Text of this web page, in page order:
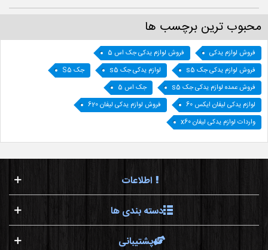
محبوب ترین برچسب ها
فروش لوازم یدکی
فروش لوازم یدکی جک اس 5
فروش لوازم یدکی جک s5
لوازم یدکی جک s5
جک S5
فروش عمده لوازم یدکی جک s5
جک اس 5
لوازم یدکی لیفان ایکس 60
فروش لوازم یدکی لیفان 620
واردات لوازم یدکی لیفان x60
اطلاعات
دسته بندی ها
پشتیبانی